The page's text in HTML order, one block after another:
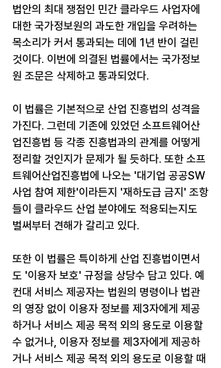
법안의 최대 쟁점인 민간 클라우드 사업자에
대한 국가정보원의 과도한 개입을 우려하는
목소리가 커서 통과되는 데에 1년 반이 걸린
것이다. 이번에 의결된 법률에서는 국가정보
원 조문은 삭제하고 통과되었다.
이 법률은 기본적으로 산업 진흥법의 성격을
가진다. 그런데 기존에 있었던 소프트웨어산
업진흥법 등 각종 진흥법과의 관계를 어떻게
정리할 것인지가 문제가 될 듯하다. 또한 소프
트웨어산업진흥법에 나오는 '대기업 공공SW
사업 참여 제한'이라든지 '재하도급 금지' 조항
들이 클라우드 산업 분야에도 적용되는지도
벌써부터 견해가 갈리고 있다.
또한 이 법률은 특이하게 산업 진흥법이면서
도 '이용자 보호' 규정을 상당수 담고 있다. 예
컨대 서비스 제공자는 법원의 명령이나 법관
의 영장 없이 이용자 정보를 제3자에게 제공
하거나 서비스 제공 목적 외의 용도로 이용할
수 없거나, 이용자 정보를 제3자에게 제공하
거나 서비스 제공 목적 외의 용도로 이용할 때